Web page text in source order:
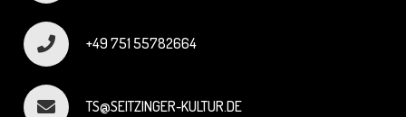
+49 751 55782664
TS@SEITZINGER-KULTUR.DE